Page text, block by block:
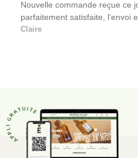
Nouvelle commande reçue ce
parfaitement satisfaite, l'envoi
Claire